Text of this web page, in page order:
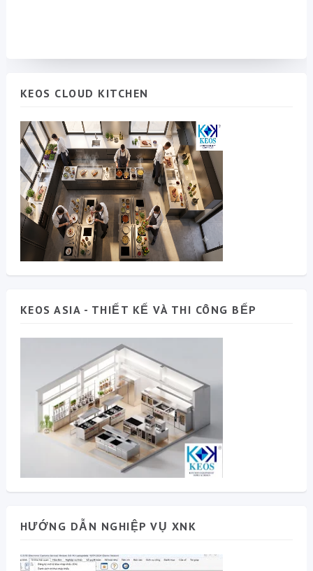
KEOS CLOUD KITCHEN
KEOS ASIA - THIẾT KẾ VÀ THI CÔNG BẾP
HƯỚNG DẪN NGHIỆP VỤ XNK